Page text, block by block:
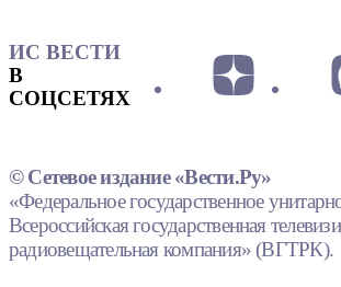
ИС ВЕСТИ
В
СОЦСЕТЯХ
© Сетевое издание «Вести.Ру»
«Федеральное государственное
Всероссийская государственная
радиовещательная компания» (ВГТРК).